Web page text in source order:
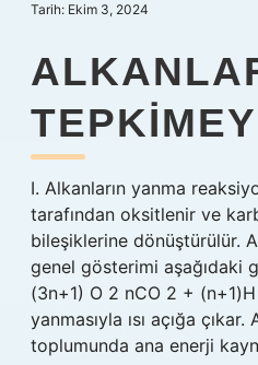
Hakkımızda
Tarih: Ekim 3, 2024
I. Alkanların yanma
tarafından oksitlenir ve
bileşiklerine dönüştürülür.
genel gösterimi aşağıdaki
(3n+1) O 2 nCO 2 +
yanmasıyla ısı açığa
toplumunda ana enerji